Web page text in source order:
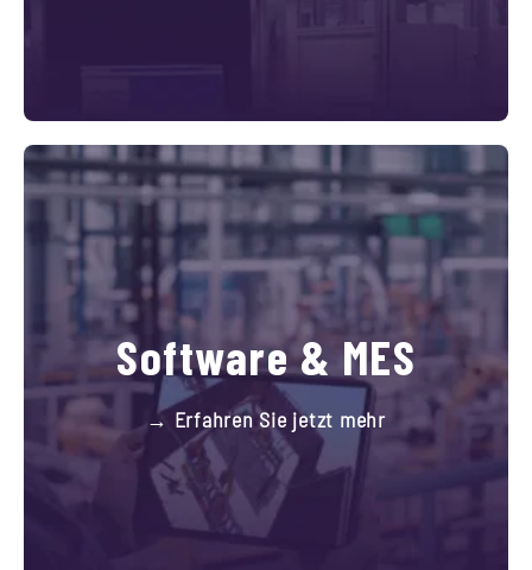
Software & MES
→ Erfahren Sie jetzt mehr